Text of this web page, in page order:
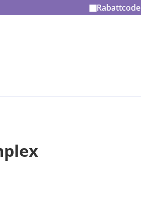
Rabattcode